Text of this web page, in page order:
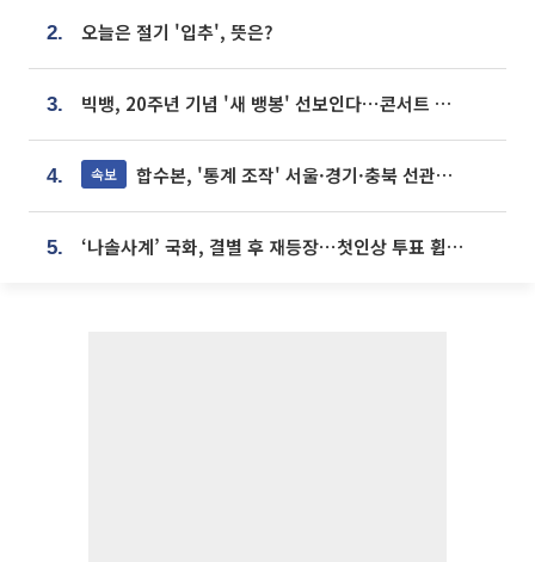
2. 오늘은 절기 '입추', 뜻은?
3. 빅뱅, 20주년 기념 '새 뱅봉' 선보인다⋯콘서트 앞두고 팝업 개최
4. 속보 합수본, '통계 조작' 서울·경기·충북 선관위 등 추가 압수수색
5. ‘나솔사계’ 국화, 결별 후 재등장⋯첫인상 투표 휩쓸고 ‘인기녀’ 등극